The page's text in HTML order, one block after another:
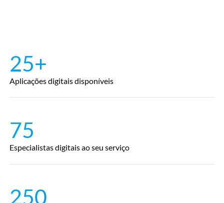
25+
Aplicações digitais disponíveis
75
Especialistas digitais ao seu serviço
250